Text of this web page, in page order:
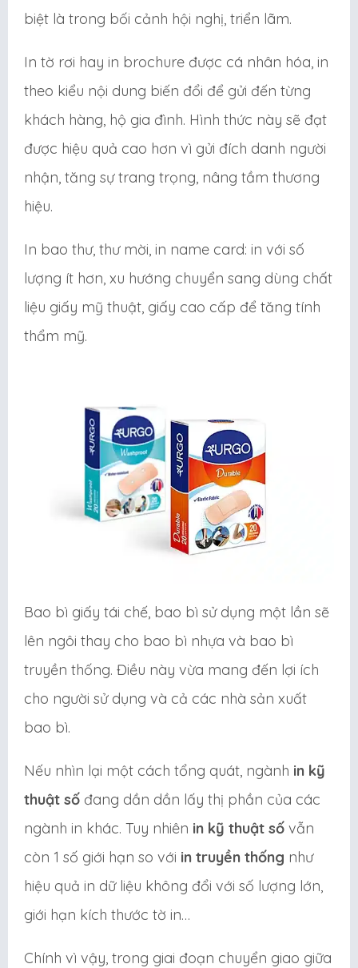
biệt là trong bối cảnh hội nghị, triển lãm.
In tờ rơi hay in brochure được cá nhân hóa, in
theo kiểu nội dung biến đổi để gửi đến từng
khách hàng, hộ gia đình. Hình thức này sẽ đạt
được hiệu quả cao hơn vì gửi đích danh người
nhận, tăng sự trang trọng, nâng tầm thương
hiệu.
In bao thư, thư mời, in name card: in với số
lượng ít hơn, xu hướng chuyển sang dùng chất
liệu giấy mỹ thuật, giấy cao cấp để tăng tính
thẩm mỹ.
Bao bì giấy tái chế, bao bì sử dụng một lần sẽ
lên ngôi thay cho bao bì nhựa và bao bì
truyền thống. Điều này vừa mang đến lợi ích
cho người sử dụng và cả các nhà sản xuất
bao bì.
Nếu nhìn lại một cách tổng quát, ngành in kỹ
thuật số đang dần dần lấy thị phần của các
ngành in khác. Tuy nhiên in kỹ thuật số vẫn
còn 1 số giới hạn so với in truyền thống như
hiệu quả in dữ liệu không đổi với số lượng lớn,
giới hạn kích thước tờ in…
Chính vì vậy, trong giai đoạn chuyển giao giữa